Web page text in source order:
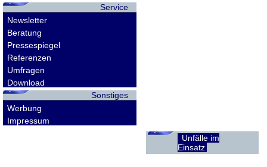
Service
Newsletter
Beratung
Pressespiegel
Referenzen
Umfragen
Download
Sonstiges
Werbung
Impressum
Unfälle im
Einsatz